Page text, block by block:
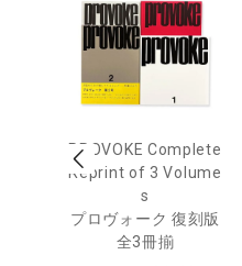
PROVOKE Complete
Reprint of 3 Volume
s
プロヴォーク 復刻版
全3冊揃